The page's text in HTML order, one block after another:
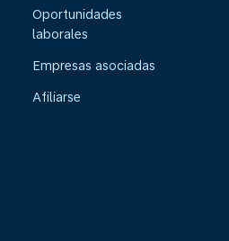
Oportunidades
laborales
Empresas asociadas
Afiliarse